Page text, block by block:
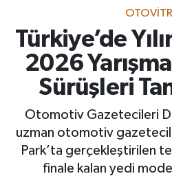
Türkiye’de
2026
Sürüşleri
Otomotiv Gazetecileri
uzman otomotiv
Park’ta gerçekleştirilen
finale kalan yedi
Borsa Haberleri
İş Dünyası
Lojistik
Otovitrin
Asayiş
Süper Lig Puan Durumu
Tüm Manşetler
Son Dakika Haberleri
Haber Arşivi